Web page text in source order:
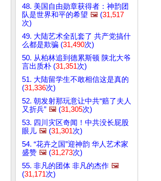
48. 美国自由勋章获得者：神韵团
队是世界和平的希望 🖼️ (31,517
次)
49. 大陆艺术全乱套了 共产党搞什
么都是欺骗 (31,490次)
50. 从柏林追到德累斯顿 陕北大爷
言出质朴 (31,351次)
51. 大陆留学生不敢相信这是真的
(31,336次)
52. 朝发射那玩意让中共“赔了夫人
又折兵” 🖼️ (31,305次)
53. 四川灾区奇闻！中共没长屁股
眼儿 🖼️ (31,301次)
54. “花卉之国”迎神韵 华人艺术家
盛赞 🖼️ (31,273次)
55. 非凡的团体 非凡的杰作 🖼️
(31,171次)